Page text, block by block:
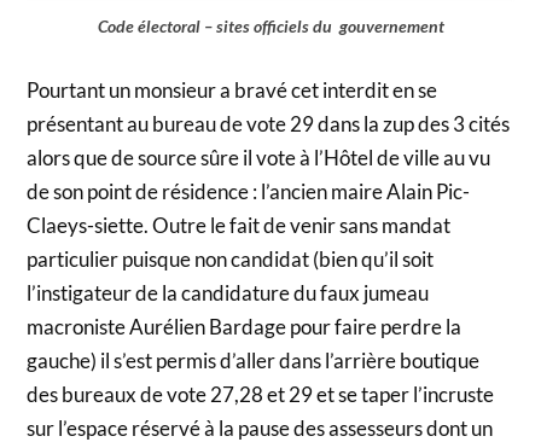
Code électoral – sites officiels du gouvernement
Pourtant un monsieur a bravé cet interdit en se
présentant au bureau de vote 29 dans la zup des 3 cités
alors que de source sûre il vote à l’Hôtel de ville au vu
de son point de résidence : l’ancien maire Alain Pic-
Claeys-siette. Outre le fait de venir sans mandat
particulier puisque non candidat (bien qu’il soit
l’instigateur de la candidature du faux jumeau
macroniste Aurélien Bardage pour faire perdre la
gauche) il s’est permis d’aller dans l’arrière boutique
des bureaux de vote 27,28 et 29 et se taper l’incruste
sur l’espace réservé à la pause des assesseurs dont un